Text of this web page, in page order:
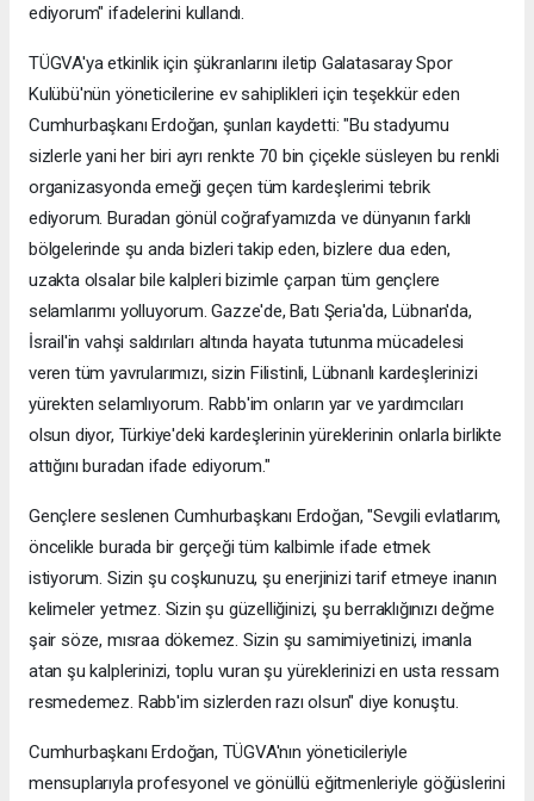
ediyorum" ifadelerini kullandı.
TÜGVA'ya etkinlik için şükranlarını iletip Galatasaray Spor
Kulübü'nün yöneticilerine ev sahiplikleri için teşekkür eden
Cumhurbaşkanı Erdoğan, şunları kaydetti: "Bu stadyumu
sizlerle yani her biri ayrı renkte 70 bin çiçekle süsleyen bu renkli
organizasyonda emeği geçen tüm kardeşlerimi tebrik
ediyorum. Buradan gönül coğrafyamızda ve dünyanın farklı
bölgelerinde şu anda bizleri takip eden, bizlere dua eden,
uzakta olsalar bile kalpleri bizimle çarpan tüm gençlere
selamlarımı yolluyorum. Gazze'de, Batı Şeria'da, Lübnan'da,
İsrail'in vahşi saldırıları altında hayata tutunma mücadelesi
veren tüm yavrularımızı, sizin Filistinli, Lübnanlı kardeşlerinizi
yürekten selamlıyorum. Rabb'im onların yar ve yardımcıları
olsun diyor, Türkiye'deki kardeşlerinin yüreklerinin onlarla birlikte
attığını buradan ifade ediyorum."
Gençlere seslenen Cumhurbaşkanı Erdoğan, "Sevgili evlatlarım,
öncelikle burada bir gerçeği tüm kalbimle ifade etmek
istiyorum. Sizin şu coşkunuzu, şu enerjinizi tarif etmeye inanın
kelimeler yetmez. Sizin şu güzelliğinizi, şu berraklığınızı değme
şair söze, mısraa dökemez. Sizin şu samimiyetinizi, imanla
atan şu kalplerinizi, toplu vuran şu yüreklerinizi en usta ressam
resmedemez. Rabb'im sizlerden razı olsun" diye konuştu.
Cumhurbaşkanı Erdoğan, TÜGVA'nın yöneticileriyle
mensuplarıyla profesyonel ve gönüllü eğitmenleriyle göğüslerini